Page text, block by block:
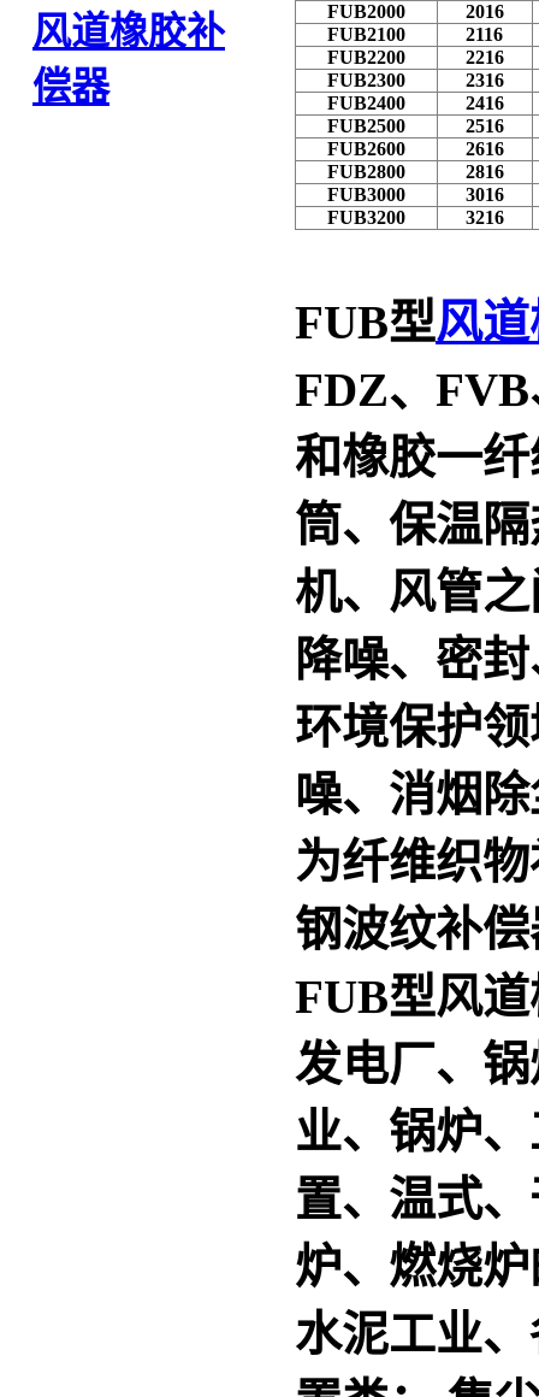
风道橡胶补
偿器
FUB2000
2016
FUB2100
2116
FUB2200
2216
FUB2300
2316
FUB2400
2416
FUB2500
2516
FUB2600
2616
FUB2800
2816
FUB3000
3016
FUB3200
3216
FUB型风
FDZ、
和橡胶一
筒、保温
机、风管
降噪、密
环境保护
噪、消烟
为纤维织
钢波纹补
FUB型风
发电厂、
业、锅炉
置、温式
炉、燃烧
水泥工业